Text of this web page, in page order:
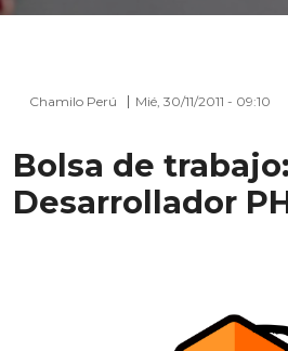
Chamilo Perú Mié, 30/11/2011 - 09:10
Bolsa de trabajo:
Desarrollador